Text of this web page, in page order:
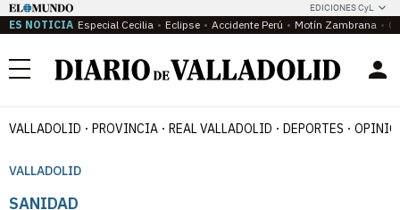
EDICIONES CyL
ES NOTICIA Especial Cecilia Eclipse Accidente Perú Motín Zambrana
Menú
VALLADOLID PROVINCIA REAL VALLADOLID DEPORTES
VALLADOLID
SANIDAD